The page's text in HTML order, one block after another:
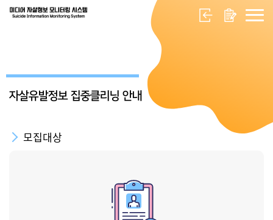
자살유발정보 집중클리닝 안내
모집대상